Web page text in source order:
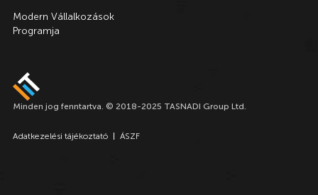
Minden jog fenntartva. © 2018-2025 TASNADI Group Ltd.
Adatkezelési tájékoztató ÁSZF
Modern Vállalkozások
Programja